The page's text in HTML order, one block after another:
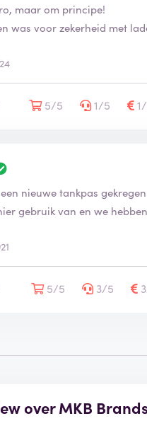
maar om principe!
was voor zekerheid met
5/5 1/5
nieuwe tankpas
gebruik van en we
5/5 3/5
over MKB